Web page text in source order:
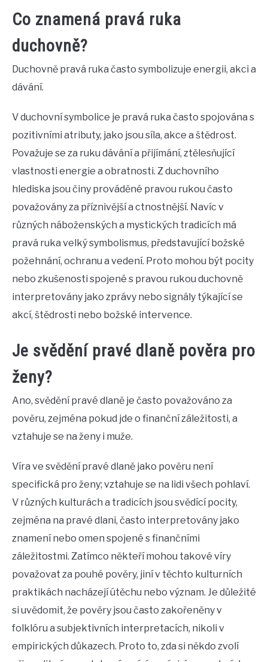
Co znamená pravá ruka
duchovně?
Duchovně pravá ruka často symbolizuje energii, akci a
dávání.
V duchovní symbolice je pravá ruka často spojována s
pozitivními atributy, jako jsou síla, akce a štědrost.
Považuje se za ruku dávání a přijímání, ztělesňující
vlastnosti energie a obratnosti. Z duchovního
hlediska jsou činy prováděné pravou rukou často
považovány za příznivější a ctnostnější. Navíc v
různých náboženských a mystických tradicích má
pravá ruka velký symbolismus, představující božské
požehnání, ochranu a vedení. Proto mohou být pocity
nebo zkušenosti spojené s pravou rukou duchovně
interpretovány jako zprávy nebo signály týkající se
akcí, štědrosti nebo božské intervence.
Je svědění pravé dlaně pověra pro
ženy?
Ano, svědění pravé dlaně je často považováno za
pověru, zejména pokud jde o finanční záležitosti, a
vztahuje se na ženy i muže.
Víra ve svědění pravé dlaně jako pověru není
specifická pro ženy; vztahuje se na lidi všech pohlaví.
V různých kulturách a tradicích jsou svědící pocity,
zejména na pravé dlani, často interpretovány jako
znamení nebo omen spojené s finančními
záležitostmi. Zatímco někteří mohou takové víry
považovat za pouhé pověry, jiní v těchto kulturních
praktikách nacházejí útěchu nebo význam. Je důležité
si uvědomit, že pověry jsou často zakořeněny v
folklóru a subjektivních interpretacích, nikoli v
empirických důkazech. Proto to, zda si někdo zvolí